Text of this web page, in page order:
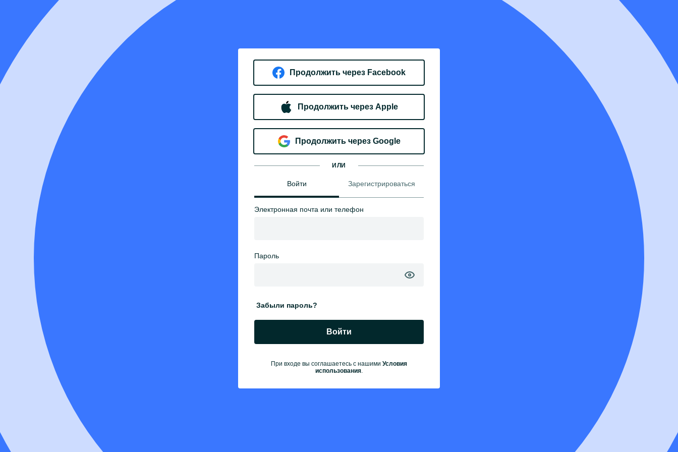
Продолжить через Facebook
Продолжить через Apple
Продолжить через Google
ИЛИ
Войти Зарегистрироваться
Электронная почта или телефон
Пароль
Забыли пароль?
Войти
При входе вы соглашаетесь с нашими Условия
использования.